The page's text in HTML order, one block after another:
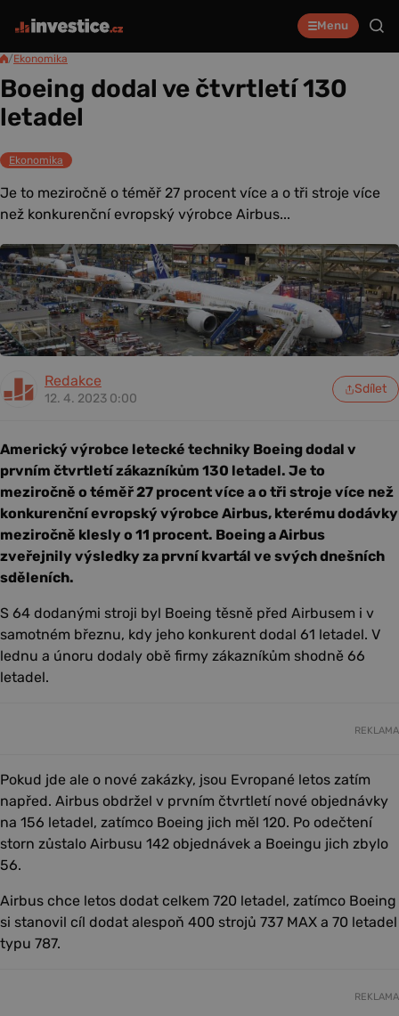
Menu
/Ekonomika
Boeing dodal ve čtvrtletí 130
letadel
Ekonomika
Je to meziročně o téměř 27 procent více a o tři stroje více
než konkurenční evropský výrobce Airbus...
Redakce
12. 4. 2023 0:00
Sdílet
Americký výrobce letecké techniky Boeing dodal v
prvním čtvrtletí zákazníkům 130 letadel. Je to
meziročně o téměř 27 procent více a o tři stroje více než
konkurenční evropský výrobce Airbus, kterému dodávky
meziročně klesly o 11 procent. Boeing a Airbus
zveřejnily výsledky za první kvartál ve svých dnešních
sděleních.
S 64 dodanými stroji byl Boeing těsně před Airbusem i v
samotném březnu, kdy jeho konkurent dodal 61 letadel. V
lednu a únoru dodaly obě firmy zákazníkům shodně 66
letadel.
REKLAMA
Pokud jde ale o nové zakázky, jsou Evropané letos zatím
napřed. Airbus obdržel v prvním čtvrtletí nové objednávky
na 156 letadel, zatímco Boeing jich měl 120. Po odečtení
storn zůstalo Airbusu 142 objednávek a Boeingu jich zbylo
56.
Airbus chce letos dodat celkem 720 letadel, zatímco Boeing
si stanovil cíl dodat alespoň 400 strojů 737 MAX a 70 letadel
typu 787.
REKLAMA